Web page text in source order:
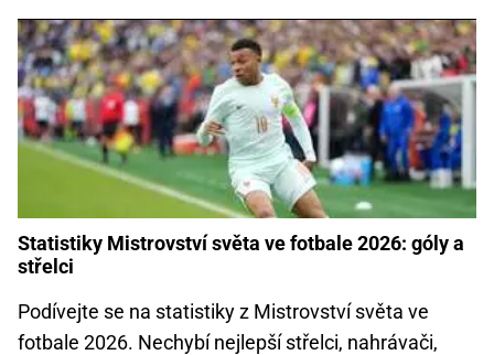
Statistiky Mistrovství světa ve fotbale 2026: góly a
střelci
Podívejte se na statistiky z Mistrovství světa ve
fotbale 2026. Nechybí nejlepší střelci, nahrávači,